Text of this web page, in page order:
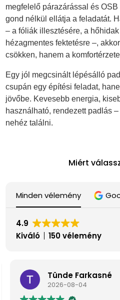
megfelelő párazárással és
gond nélkül ellátja a feladatát.
– a fóliák illesztésére, a
hézagmentes fektetésre –,
csökken, hanem a
Egy jól megcsinált lépésálló
csupán egy építési feladat,
jövőbe. Kevesebb energia,
használható, rendezett padlás
nehéz találni.
Miért
Minden vélemény
4.9
Kiváló
150 vélemény
Tünde Farkasné
2026-08-04